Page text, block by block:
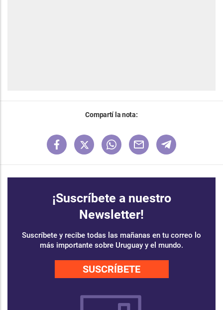
Compartí la nota:
¡Suscríbete a nuestro
Newsletter!
Suscríbete y recibe todas las mañanas en tu correo lo
más importante sobre Uruguay y el mundo.
SUSCRÍBETE